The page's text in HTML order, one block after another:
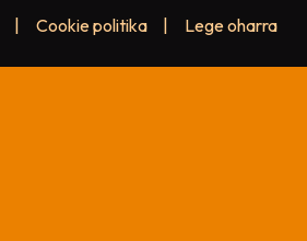
Cookie politika Lege oharra